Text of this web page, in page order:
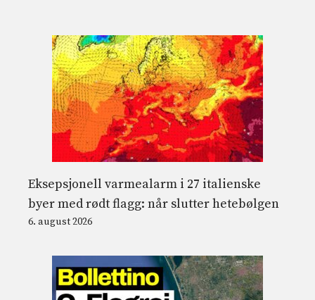
Eksepsjonell varmealarm i 27 italienske
byer med rødt flagg: når slutter hetebølgen
6. august 2026